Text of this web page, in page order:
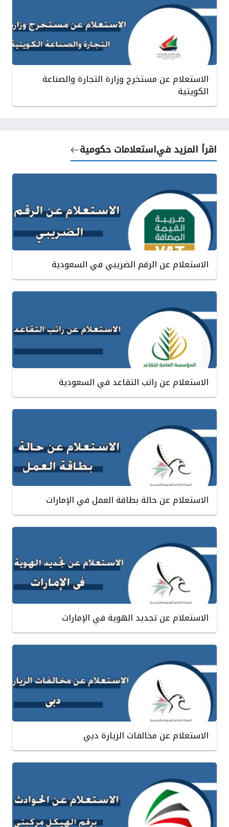
الاستعلام عن مستخرج وزارة التجارة والصناعة
الكويتية
اقرأ المزيد فياستعلامات حكومية
الاستعلام عن الرقم الضريبي في السعودية
الاستعلام عن راتب التقاعد في السعودية
الاستعلام عن حالة بطاقة العمل في الإمارات
الاستعلام عن تجديد الهوية في الإمارات
الاستعلام عن مخالفات الزيارة دبي